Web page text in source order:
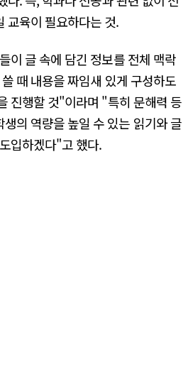
교육이 필요하다는 것.
이 글 속에 담긴 정보를 전체 맥락
때 내용을 짜임새 있게 구성하도
진행할 것"이라며 "특히 문해력 등
의 역량을 높일 수 있는 읽기와 글
입하겠다"고 했다.